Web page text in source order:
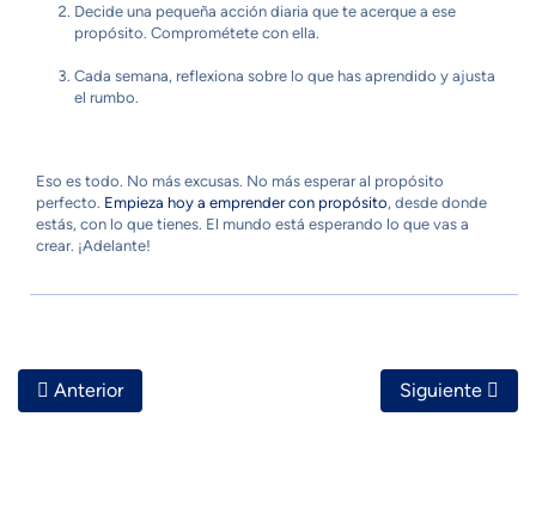
Decide una pequeña acción diaria que te acerque a ese
propósito. Comprométete con ella.
Cada semana, reflexiona sobre lo que has aprendido y ajusta
el rumbo.
Eso es todo. No más excusas. No más esperar al propósito
perfecto. Empieza hoy a emprender con propósito, desde donde
estás, con lo que tienes. El mundo está esperando lo que vas a
crear. ¡Adelante!
Artículo Anterior: Cómo Saber Si Tu Propósito Conecta
Anterior Artículo
Siguiente